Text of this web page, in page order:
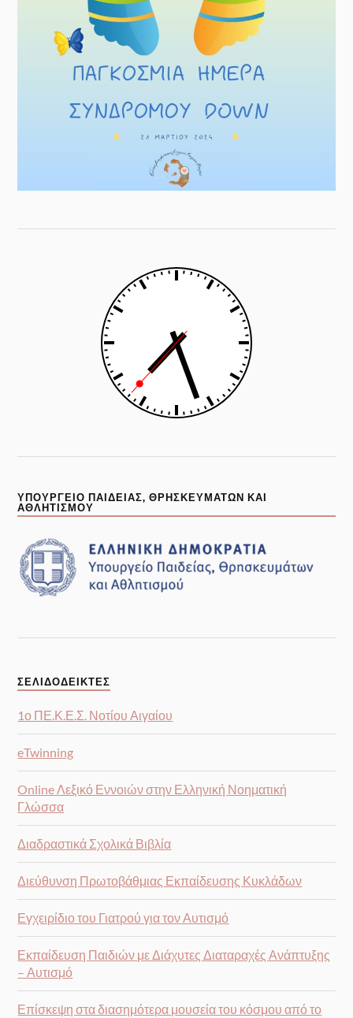
ΥΠΟΥΡΓΕΙΟ ΠΑΙΔΕΙΑΣ, ΘΡΗΣΚΕΥΜΑΤΩΝ ΚΑΙ
ΑΘΛΗΤΙΣΜΟΥ
ΣΕΛΙΔΟΔΕΊΚΤΕΣ
1ο ΠΕ.Κ.Ε.Σ. Νοτίου Αιγαίου
eTwinning
Online Λεξικό Εννοιών στην Ελληνική Νοηματική
Γλώσσα
Διαδραστικά Σχολικά Βιβλία
Διεύθυνση Πρωτοβάθμιας Εκπαίδευσης Κυκλάδων
Εγχειρίδιο του Γιατρού για τον Αυτισμό
Εκπαίδευση Παιδιών με Διάχυτες Διαταραχές Ανάπτυξης
– Αυτισμό
Επίσκεψη στα διασημότερα μουσεία του κόσμου από το